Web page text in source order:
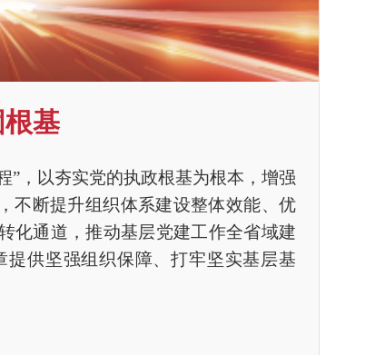
基
，以夯实党的执政根基为根本，增强
不断提升组织体系建设整体效能、优
化通道，推动基层党建工作全省域建
供坚强组织保障、打牢坚实基层基